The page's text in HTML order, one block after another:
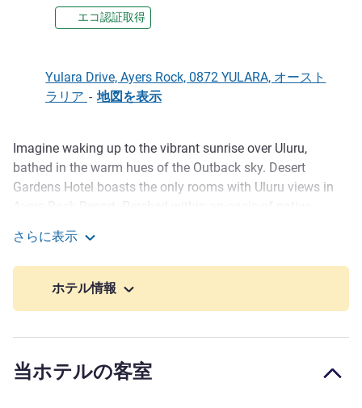
エコ認証取得
Yulara Drive, Ayers Rock, 0872 YULARA, オースト
ラリア - 地図を表示
説明
Imagine waking up to the vibrant sunrise over Uluru,
bathed in the warm hues of the Outback sky. Desert
Gardens Hotel boasts the only rooms with Uluru views in
gardens, the hotel's 218 elegant guestrooms provide a
relaxing retreat from a day of adventure. Accommodation
options are diverse, from Deluxe Rock View rooms to
Garden View rooms amidst towering gumtrees and garden
Once you've satisfied the urges to explore the magic within
walks through Desert Gardens Hotel's substantial and
さらに表示
ホテル情報
当ホテルの客室